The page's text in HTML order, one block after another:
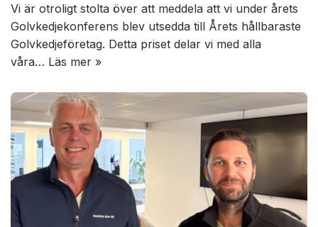
Vi är otroligt stolta över att meddela att vi under årets
Golvkedjekonferens blev utsedda till Årets hållbaraste
Golvkedjeföretag. Detta priset delar vi med alla
våra… Läs mer »